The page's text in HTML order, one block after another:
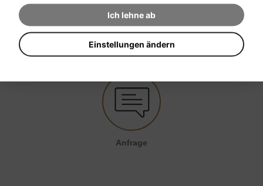
Ich lehne ab
Einstellungen ändern
Anfrage